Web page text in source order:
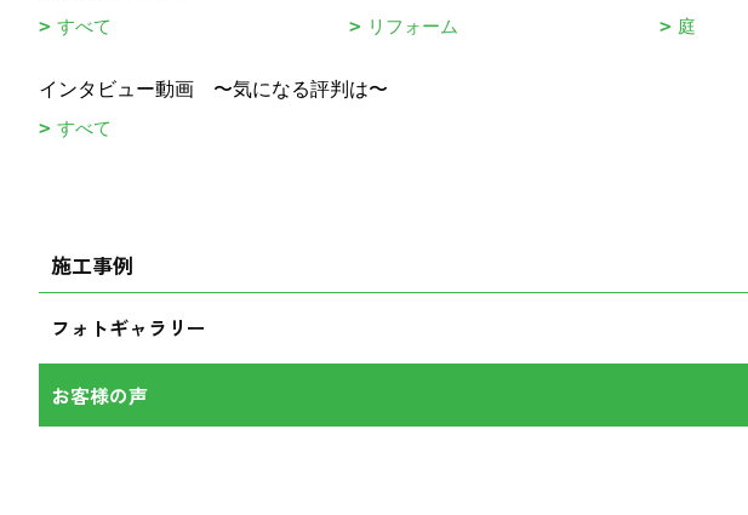
すべて
リフォーム 庭
インタビュー動画 〜気になる評判は〜
すべて
施工事例
フォトギャラリー
お客様の声